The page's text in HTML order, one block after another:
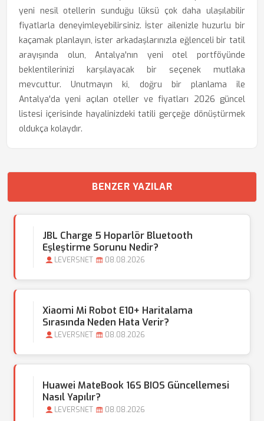
yeni nesil otellerin sunduğu lüksü çok daha ulaşılabilir
fiyatlarla deneyimleyebilirsiniz. İster ailenizle huzurlu bir
kaçamak planlayın, ister arkadaşlarınızla eğlenceli bir tatil
arayışında olun, Antalya'nın yeni otel portföyünde
beklentilerinizi karşılayacak bir seçenek mutlaka
mevcuttur. Unutmayın ki, doğru bir planlama ile
Antalya'da yeni açılan oteller ve fiyatları 2026 güncel
listesi içerisinde hayalinizdeki tatili gerçeğe dönüştürmek
oldukça kolaydır.
BENZER YAZILAR
JBL Charge 5 Hoparlör Bluetooth
Eşleştirme Sorunu Nedir?
LEVERSNET 08.08.2026
Xiaomi Mi Robot E10+ Haritalama
Sırasında Neden Hata Verir?
LEVERSNET 08.08.2026
Huawei MateBook 16S BIOS Güncellemesi
Nasıl Yapılır?
LEVERSNET 08.08.2026